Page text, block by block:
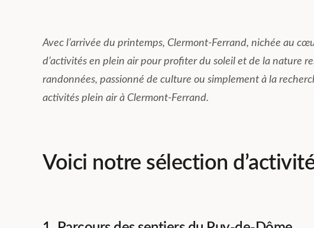
Avec l’arrivée du printemps, Clermont-Ferrand, nichée au
d’activités en plein air pour profiter du soleil et de la nature
randonnées, passionné de culture ou simplement à la
activités plein air à Clermont-Ferrand.
Voici notre sélection